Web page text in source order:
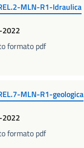
MLN-R1-Idraulica
formato pdf
MLN-R1-geologica
formato pdf